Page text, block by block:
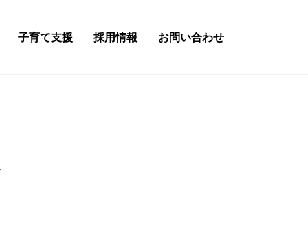
子育て支援 採用情報 お問い合わせ